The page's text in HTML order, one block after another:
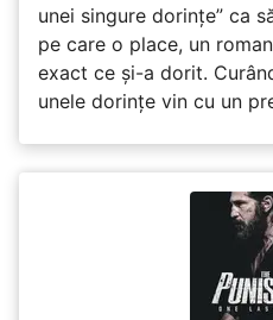
unei singure dorințe” ca
pe care o place, un
exact ce și-a dorit.
unele dorințe vin cu un